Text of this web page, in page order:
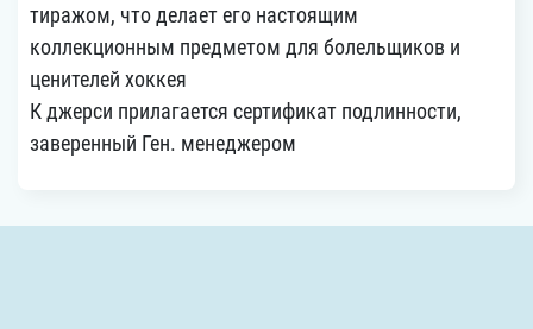
тиражом, что делает его настоящим
коллекционным предметом для болельщиков и
ценителей хоккея
К джерси прилагается сертификат подлинности,
заверенный Ген. менеджером